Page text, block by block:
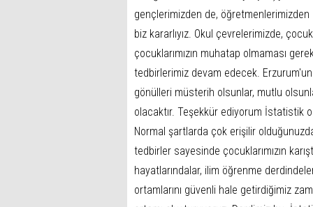
gençlerimizden de,
biz kararlıyız. Okul çevrelerimizde,
çocuklarımızın muhatap olmaması
tedbirlerimiz devam edecek. Erzurum'un
gönülleri müsterih olsunlar, mutlu
olacaktır. Teşekkür ediyorum İstatistik
Normal şartlarda çok erişilir
tedbirler sayesinde çocuklarımızın
hayatlarındalar, ilim öğrenme
ortamlarını güvenli hale getirdiğimiz